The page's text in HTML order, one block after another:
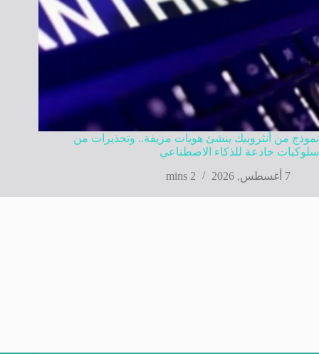
نموذج من أنثروبيك ينشئ هويات مزيفة.. وتحذيرات من
سلوكيات خادعة للذكاء الاصطناعي
7 أغسطس, 2026
2 mins